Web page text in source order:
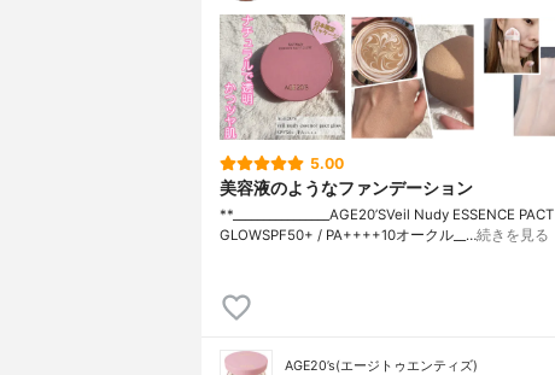
5.00
美容液のようなファンデーション
**⁡________________⁡AGE20’S⁡Veil Nudy ESSENCE PACT
GLOW⁡SPF50+ / PA++++10オークル⁡__…続きを見る
AGE20’s(エージトゥエンティズ)